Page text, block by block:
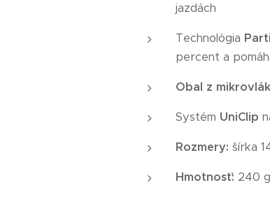
jazdách
Technológia
percent a
Obal z
Systém UniClip
Rozmery: šírka
Hmotnosť: 240 g